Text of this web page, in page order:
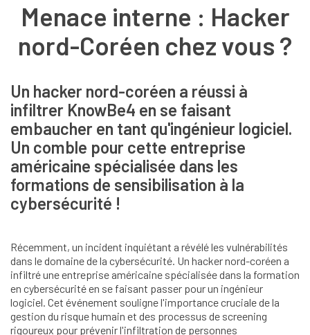
Menace interne : Hacker
nord-Coréen chez vous ?
Un hacker nord-coréen a réussi à
infiltrer KnowBe4 en se faisant
embaucher en tant qu'ingénieur logiciel.
Un comble pour cette entreprise
américaine spécialisée dans les
formations de sensibilisation à la
cybersécurité !
Récemment, un incident inquiétant a révélé les vulnérabilités
dans le domaine de la cybersécurité. Un hacker nord-coréen a
infiltré une entreprise américaine spécialisée dans la formation
en cybersécurité en se faisant passer pour un ingénieur
logiciel. Cet événement souligne l'importance cruciale de la
gestion du risque humain et des processus de screening
rigoureux pour prévenir l'infiltration de personnes